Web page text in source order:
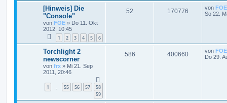
[Hinweis] Die
"Console"
von FOE » Do 11. Okt
2012, 10:45
1 2 3 4 5 6
52 170776 von FOE
So 22.
Torchlight 2
newscorner
von frx » Mi 21. Sep
2011, 20:46
1 55 56 57
58
59
586 400660 von FOE
Do 29.